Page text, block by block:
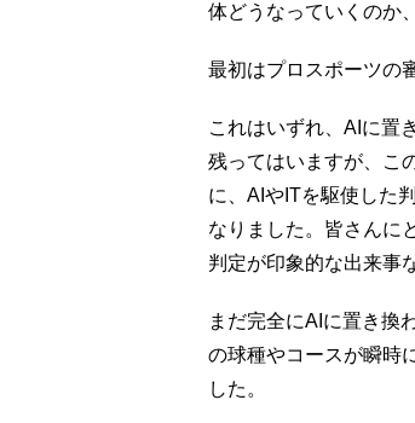
体どうなっていくのか
最初はプロスポーツの
これはいずれ、AIに置
残ってはいますが、こ
に、AIやITを駆使した
なりました。皆さんに
判定が印象的な出来事
まだ完全にAIに置き換
の球種やコースが瞬時
した。